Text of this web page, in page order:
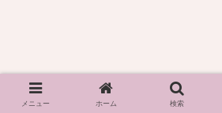
メニュー ホーム 検索